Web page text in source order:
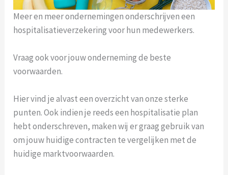
Meer en meer ondernemingen onderschrijven een
hospitalisatieverzekering voor hun medewerkers.
Vraag ook voor jouw onderneming de beste
voorwaarden.
Hier vind je alvast een overzicht van onze sterke
punten. Ook indien je reeds een hospitalisatie plan
hebt onderschreven, maken wij er graag gebruik van
om jouw huidige contracten te vergelijken met de
huidige marktvoorwaarden.